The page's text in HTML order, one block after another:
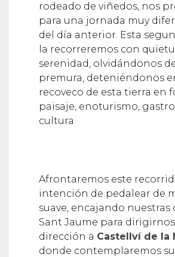
rodeado de viñedos, nos
para una jornada muy
del día anterior. Esta
la recorreremos con
serenidad, olvidándonos
premura, deteniéndonos
recoveco de esta tierra en
paisaje, enoturismo,
cultura.
Afrontaremos este
intención de pedalear de
suave, encajando nuestras
Sant Jaume para
dirección a Castellví de la
donde contemplaremos su